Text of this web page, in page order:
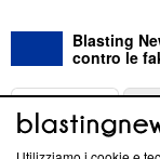
Blasting
contro le
ABOUT